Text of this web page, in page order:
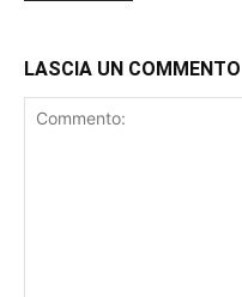
LASCIA UN COMMENTO